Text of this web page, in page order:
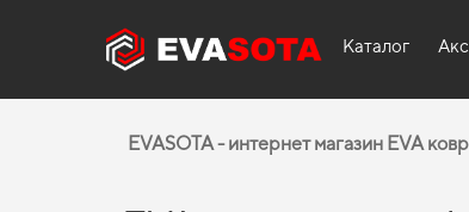
Каталог
EVASOTA - интернет магазин EVA